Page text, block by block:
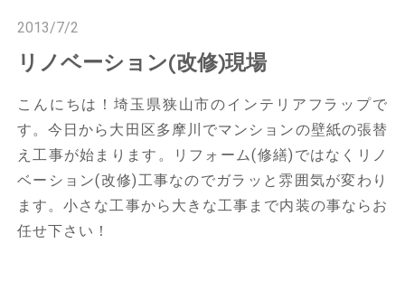
2013/7/2
リノベーション(改修)現場
こんにちは！埼玉県狭山市のインテリアフラップで
す。今日から大田区多摩川でマンションの壁紙の張替
え工事が始まります。リフォーム(修繕)ではなくリノ
ベーション(改修)工事なのでガラッと雰囲気が変わり
ます。小さな工事から大きな工事まで内装の事ならお
任せ下さい！